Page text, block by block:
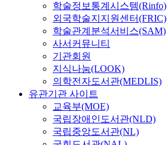
학술정보통계시스템(Rinfo)
외국학술지지원센터(FRIC)
학술관계분석서비스(SAM)
사서커뮤니티
기관회원
지식나눔(LOOK)
의학전자도서관(MEDLIS)
유관기관 사이트
교육부(MOE)
국립장애인도서관(NLD)
국립중앙도서관(NL)